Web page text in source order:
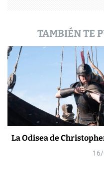
a
TAMBIÉN TE
La Odisea de